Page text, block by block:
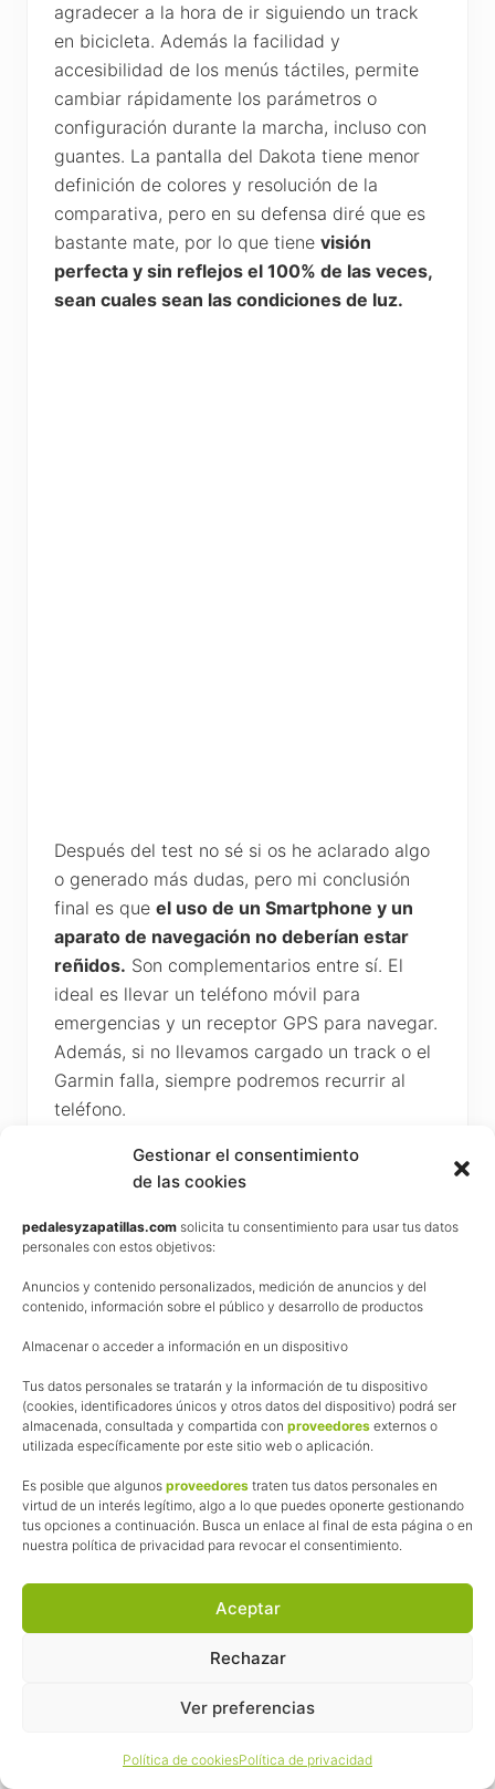
Gestionar el consentimiento
de las cookies
pedalesyzapatillas.com solicita tu consentimiento para usar tus datos
personales con estos objetivos:
Anuncios y contenido personalizados, medición de anuncios y del
contenido, información sobre el público y desarrollo de productos
Almacenar o acceder a información en un dispositivo
Tus datos personales se tratarán y la información de tu dispositivo
(cookies, identificadores únicos y otros datos del dispositivo) podrá ser
almacenada, consultada y compartida con proveedores externos o
utilizada específicamente por este sitio web o aplicación.
Es posible que algunos proveedores traten tus datos personales en
virtud de un interés legítimo, algo a lo que puedes oponerte gestionando
tus opciones a continuación. Busca un enlace al final de esta página o en
nuestra política de privacidad para revocar el consentimiento.
Aceptar
Rechazar
Ver preferencias
Política de cookiesPolítica de privacidad
agradecer a la hora de ir siguiendo un track
en bicicleta. Además la facilidad y
accesibilidad de los menús táctiles, permite
cambiar rápidamente los parámetros o
configuración durante la marcha, incluso con
guantes. La pantalla del Dakota tiene menor
definición de colores y resolución de la
comparativa, pero en su defensa diré que es
bastante mate, por lo que tiene visión
perfecta y sin reflejos el 100% de las veces,
sean cuales sean las condiciones de luz.
Después del test no sé si os he aclarado algo
o generado más dudas, pero mi conclusión
final es que el uso de un Smartphone y un
aparato de navegación no deberían estar
reñidos. Son complementarios entre sí. El
ideal es llevar un teléfono móvil para
emergencias y un receptor GPS para navegar.
Además, si no llevamos cargado un track o el
Garmin falla, siempre podremos recurrir al
teléfono.
Respecto a los Garmin, diré que es cuestión
de prioridades. El Dakota 20 es más
accesible y tiene una pantalla superior,
frente al Etrex 30 que tiene más parámetros
de medición y una pantalla de mayor calidad.
información sobre estos GPS
siguientes enlaces:
Garmin eTrex 30x
Garmin etrex 20x
Sea cual sea vuestra elección, todos estos
¿Usas algún aparato de posicionamiento?